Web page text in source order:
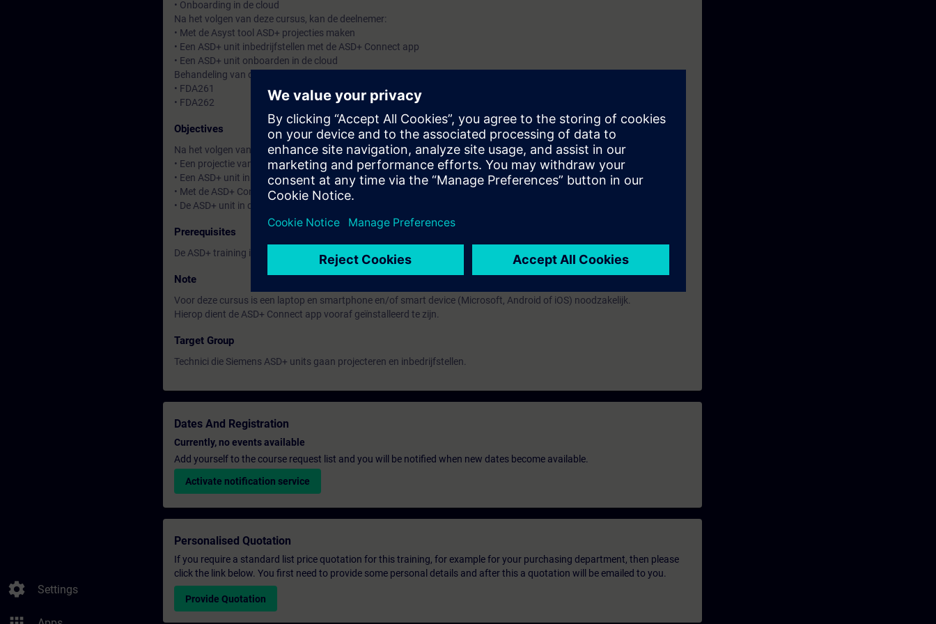
settings Settings
• Onboarding in de cloud
Na het volgen van deze cursus, kan de deelnemer:
• Met de Asyst tool ASD+ projecties maken
• Een ASD+ unit inbedrijfstellen met de ASD+ Connect app
• Een ASD+ unit onboarden in de cloud
Behandeling van de aanzuigunits:
• FDA261
• FDA262
Objectives
Na het volgen van deze cursus beschikt de deelnemer over alle noodzakelijke theoretische en praktische kennis om:
• Een projectie van een ASD+ systeem te kunnen maken
• Een ASD+ unit inbedrijf te kunnen nemen
• Met de ASD+ Connect app te werken
• De ASD+ unit in de cloud op te kunnen nemen
Prerequisites
De ASD+ training is uitsluitend bedoeld voor technici die reeds de Siemens ASD Standaard training gevolgd hebben.
Note
Voor deze cursus is een laptop en smartphone en/of smart device (Microsoft, Android of iOS) noodzakelijk.
Hierop dient de ASD+ Connect app vooraf geïnstalleerd te zijn.
Target Group
Technici die Siemens ASD+ units gaan projecteren en inbedrijfstellen.
Dates And Registration
Currently, no events available
Add yourself to the course request list and you will be notified when new dates become available.
Activate notification service
Personalised Quotation
If you require a standard list price quotation for this training, for example for your purchasing department, then please
click the link below. You first need to provide some personal details and after this a quotation will be emailed to you.
Provide Quotation